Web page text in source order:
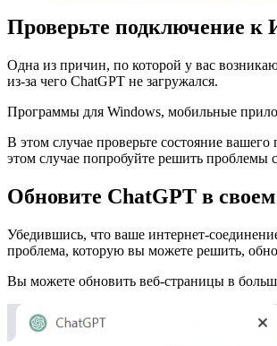
Проверьте подключение к
Одна из причин, по которой у вас
из-за чего ChatGPT не загружался.
Программы для Windows, мобильные
В этом случае проверьте состояние
этом случае попробуйте решить проблемы
Обновите ChatGPT в своем
Убедившись, что ваше интернет-
проблема, которую вы можете решить,
Вы можете обновить веб-страницы в